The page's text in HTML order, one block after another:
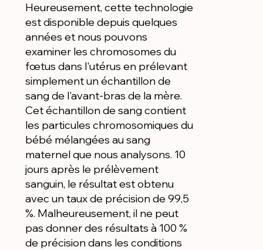
Heureusement, cette technologie
est disponible depuis quelques
années et nous pouvons
examiner les chromosomes du
fœtus dans l'utérus en prélevant
simplement un échantillon de
sang de l'avant-bras de la mère.
Cet échantillon de sang contient
les particules chromosomiques du
bébé mélangées au sang
maternel que nous analysons. 10
jours après le prélèvement
sanguin, le résultat est obtenu
avec un taux de précision de 99,5
%. Malheureusement, il ne peut
pas donner des résultats à 100 %
de précision dans les conditions